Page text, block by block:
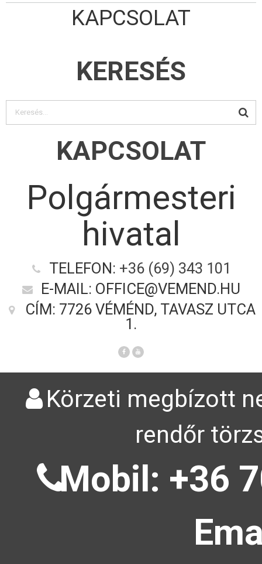
KAPCSOLAT
KERESÉS
KAPCSOLAT
Polgármesteri
hivatal
TELEFON: +36 (69) 343 101
E-MAIL: OFFICE@VEMEND.HU
CÍM: 7726 VÉMÉND, TAVASZ UTCA
1.
Körzeti megbízott
rendőr
Mobil: +36